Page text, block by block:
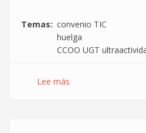
Temas
convenio TIC
huelga
CCOO UGT
Lee más